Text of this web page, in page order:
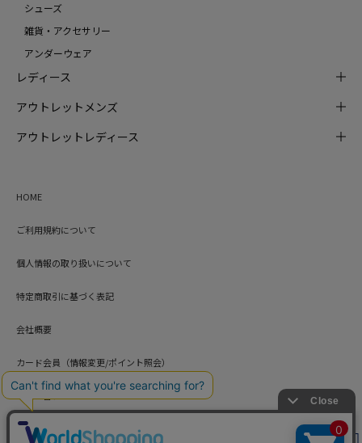
シューズ
雑貨・アクセサリー
アンダーウェア
レディース
アウトレットメンズ
アウトレットレディース
HOME
ご利用規約について
個人情報の取り扱いについて
特定商取引に基づく表記
会社概要
カード会員（情報変更/ポイント照会）